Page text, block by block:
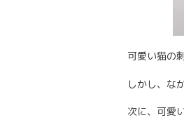
可愛い猫の
しかし、な
次に、可愛